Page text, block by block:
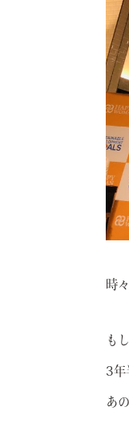
時
も
3年
あ